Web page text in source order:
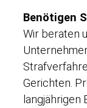
Benötigen
Wir beraten
Gerichten.
langjährigen